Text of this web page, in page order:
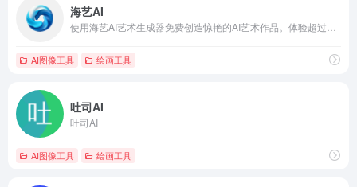
海艺AI
AI图像工具 绘画工具
吐司AI
吐司AI
AI图像工具 绘画工具